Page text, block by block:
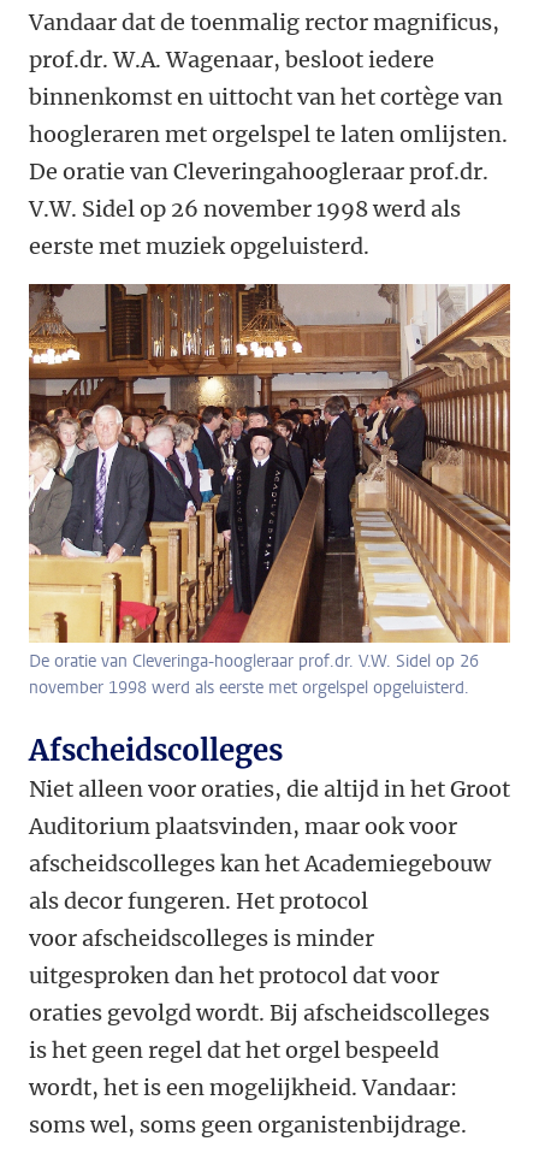
Vandaar dat de toenmalig rector magnificus,
prof.dr. W.A. Wagenaar, besloot iedere
binnenkomst en uittocht van het cortège van
hoogleraren met orgelspel te laten omlijsten.
De oratie van Cleveringahoogleraar prof.dr.
V.W. Sidel op 26 november 1998 werd als
eerste met muziek opgeluisterd.
De oratie van Cleveringa-hoogleraar prof.dr. V.W. Sidel op 26
november 1998 werd als eerste met orgelspel opgeluisterd.
Afscheidscolleges
Niet alleen voor oraties, die altijd in het Groot
Auditorium plaatsvinden, maar ook voor
afscheidscolleges kan het Academiegebouw
als decor fungeren. Het protocol
voor afscheidscolleges is minder
uitgesproken dan het protocol dat voor
oraties gevolgd wordt. Bij afscheidscolleges
is het geen regel dat het orgel bespeeld
wordt, het is een mogelijkheid. Vandaar:
soms wel, soms geen organistenbijdrage.